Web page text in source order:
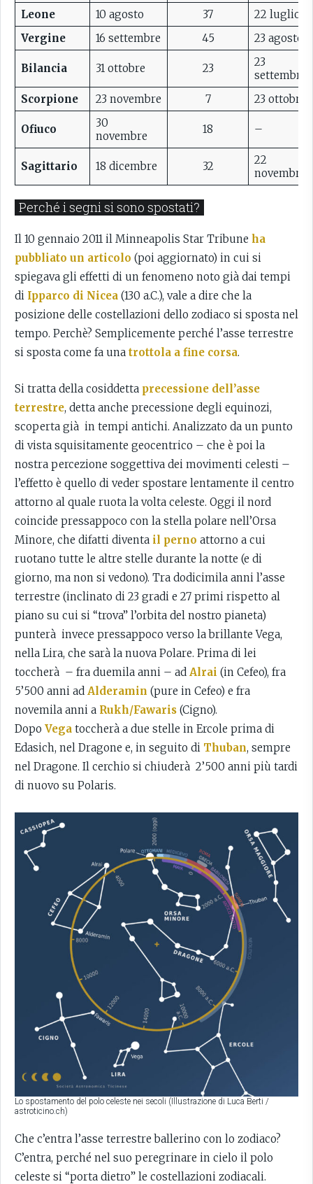
Leone 10 agosto 37
22 luglio
Vergine
16 settembre 45 23 agosto
Bilancia 31 ottobre 23
23
settembre
Scorpione
23 novembre 7 23 ottobre
Ofiuco
30
novembre
18 –
Sagittario 18 dicembre 32
22
novembre
Perché i segni si sono spostati?
Il 10 gennaio 2011 il Minneapolis Star Tribune ha
pubbliato un articolo (poi aggiornato) in cui si
spiegava gli effetti di un fenomeno noto già dai tempi
di Ipparco di Nicea (130 a.C.), vale a dire che la
posizione delle costellazioni dello zodiaco si sposta nel
tempo. Perchè? Semplicemente perché l’asse terrestre
si sposta come fa una trottola a fine corsa.
Si tratta della cosiddetta precessione dell’asse
terrestre, detta anche precessione degli equinozi,
scoperta già in tempi antichi. Analizzato da un punto
di vista squisitamente geocentrico – che è poi la
nostra percezione soggettiva dei movimenti celesti –
l’effetto è quello di veder spostare lentamente il centro
attorno al quale ruota la volta celeste. Oggi il nord
coincide pressappoco con la stella polare nell’Orsa
Minore, che difatti diventa il perno attorno a cui
ruotano tutte le altre stelle durante la notte (e di
giorno, ma non si vedono). Tra dodicimila anni l’asse
terrestre (inclinato di 23 gradi e 27 primi rispetto al
piano su cui si “trova” l’orbita del nostro pianeta)
punterà invece pressappoco verso la brillante Vega,
nella Lira, che sarà la nuova Polare. Prima di lei
toccherà – fra duemila anni – ad Alrai (in Cefeo), fra
5’500 anni ad Alderamin (pure in Cefeo) e fra
novemila anni a Rukh/Fawaris (Cigno).
Dopo Vega toccherà a due stelle in Ercole prima di
Edasich, nel Dragone e, in seguito di Thuban, sempre
nel Dragone. Il cerchio si chiuderà 2’500 anni più tardi
di nuovo su Polaris.
Lo spostamento del polo celeste nei secoli (Illustrazione di Luca Berti /
astroticino.ch)
Che c’entra l’asse terrestre ballerino con lo zodiaco?
C’entra, perché nel suo peregrinare in cielo il polo
celeste si “porta dietro” le costellazioni zodiacali.